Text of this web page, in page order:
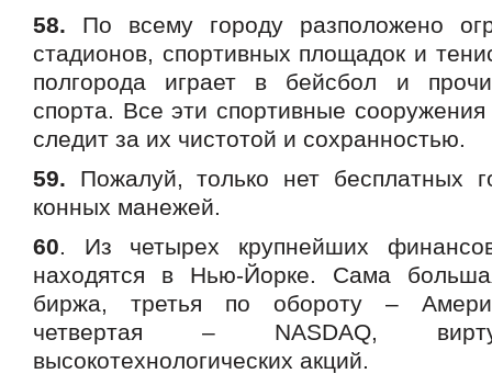
58. По всему городу разположено
стадионов, спортивных площадок и
полгорода играет в бейсбол и
спорта. Все эти спортивные
следит за их чистотой и сохранностью.
59. Пожалуй, только нет бесплатных
конных манежей.
60. Из четырех крупнейших
находятся в Нью-Йорке. Сама
биржа, третья по обороту –
четвертая – NASDAQ,
высокотехнологических акций.